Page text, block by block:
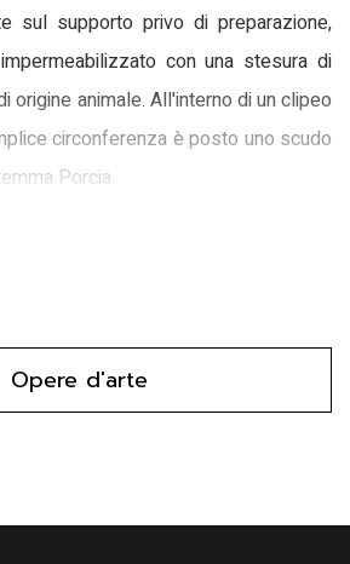
sul supporto privo di preparazione,
con una stesura di
origine animale. All'interno di un clipeo
circonferenza è posto uno scudo
Porcia.
Opere d'arte